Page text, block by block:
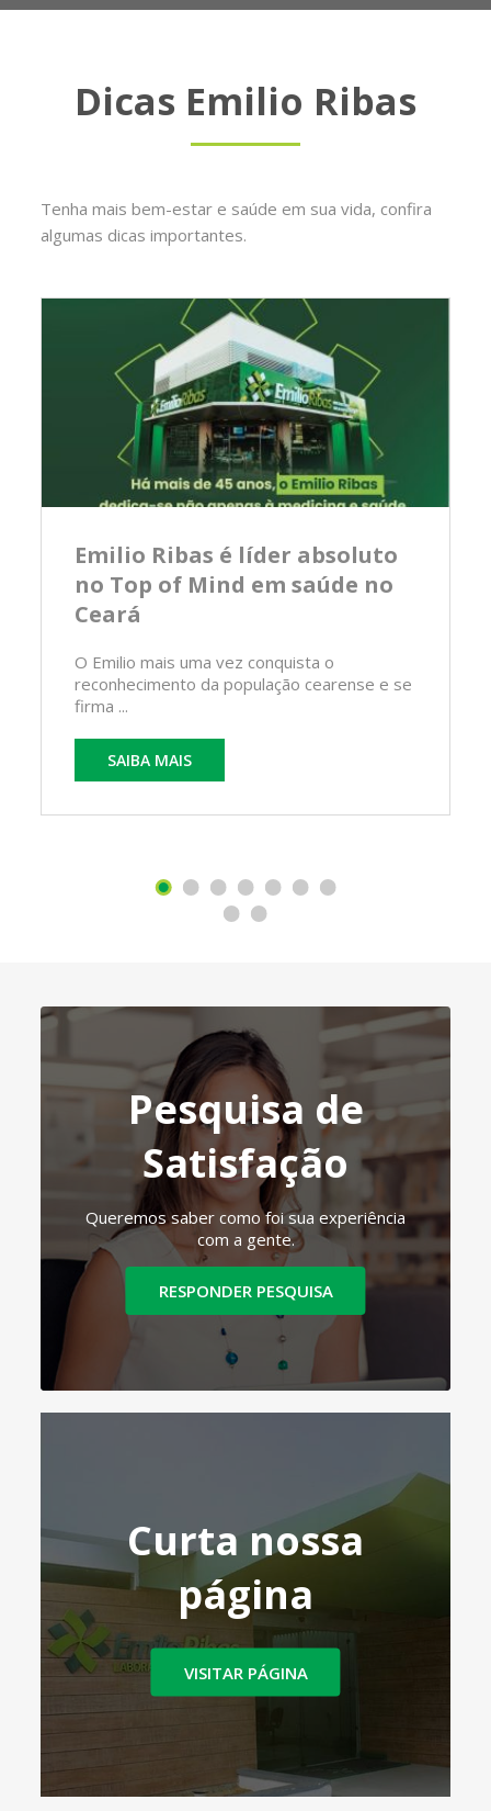
Dicas Emilio Ribas
Tenha mais bem-estar e saúde em sua vida, confira
algumas dicas importantes.
Emilio Ribas é líder absoluto
no Top of Mind em saúde no
Ceará
O Emilio mais uma vez conquista o
reconhecimento da população cearense e se
firma ...
SAIBA MAIS
Pesquisa de
Satisfação
Queremos saber como foi sua experiência
com a gente.
RESPONDER PESQUISA
Curta nossa
página
VISITAR PÁGINA